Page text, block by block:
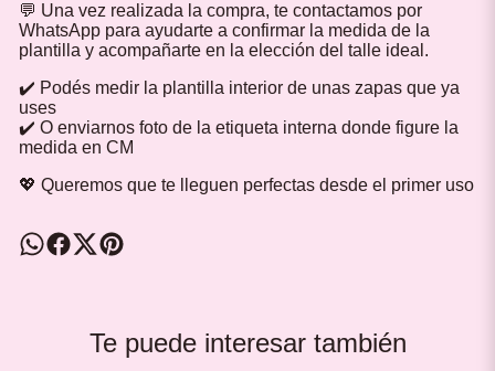
💬 Una vez realizada la compra, te contactamos por
WhatsApp para ayudarte a confirmar la medida de la
plantilla y acompañarte en la elección del talle ideal.
✔️ Podés medir la plantilla interior de unas zapas que ya
uses
✔️ O enviarnos foto de la etiqueta interna donde figure la
medida en CM
💖 Queremos que te lleguen perfectas desde el primer uso
Te puede interesar también